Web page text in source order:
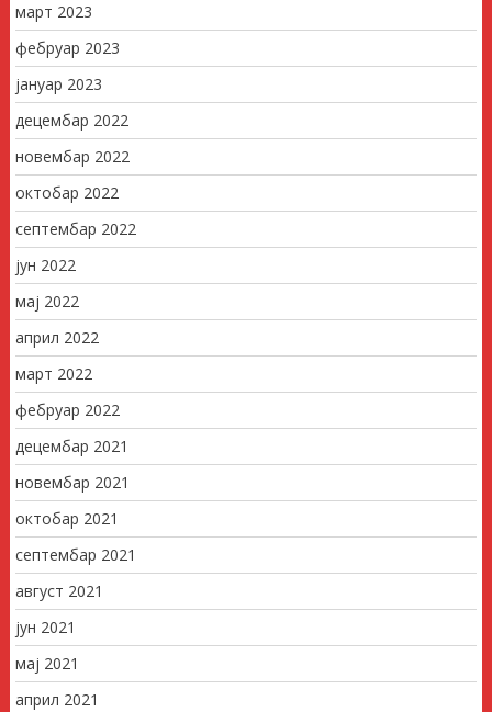
март 2023
фебруар 2023
јануар 2023
децембар 2022
новембар 2022
октобар 2022
септембар 2022
јун 2022
мај 2022
април 2022
март 2022
фебруар 2022
децембар 2021
новембар 2021
октобар 2021
септембар 2021
август 2021
јун 2021
мај 2021
април 2021